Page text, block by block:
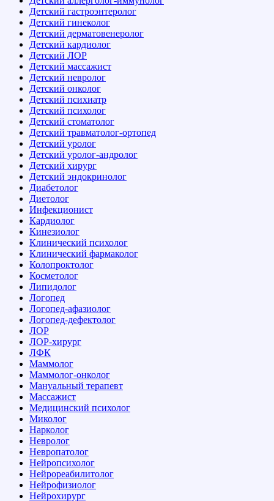
Детский гастроэнтеролог
Детский гинеколог
Детский дерматовенеролог
Детский кардиолог
Детский ЛОР
Детский массажист
Детский невролог
Детский онколог
Детский психиатр
Детский психолог
Детский стоматолог
Детский травматолог-ортопед
Детский уролог
Детский уролог-андролог
Детский хирург
Детский эндокринолог
Диабетолог
Диетолог
Инфекционист
Кардиолог
Кинезиолог
Клинический психолог
Клинический фармаколог
Колопроктолог
Косметолог
Липидолог
Логопед
Логопед-афазиолог
Логопед-дефектолог
ЛОР
ЛОР-хирург
ЛФК
Маммолог
Маммолог-онколог
Мануальный терапевт
Массажист
Медицинский психолог
Миколог
Нарколог
Невролог
Невропатолог
Нейропсихолог
Нейрореабилитолог
Нейрофизиолог
Нейрохирург